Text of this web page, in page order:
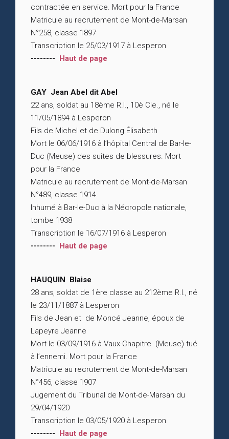
contractée en service. Mort pour la France
Matricule au recrutement de Mont-de-Marsan
N°258, classe 1897
Transcription le 25/03/1917 à Lesperon
-------- Haut de page
GAY Jean Abel dit Abel
22 ans, soldat au 18ème R.I., 10è Cie., né le
11/05/1894 à Lesperon
Fils de Michel et de Dulong Élisabeth
Mort le 06/06/1916 à l’hôpital Central de Bar-le-
Duc (Meuse) des suites de blessures. Mort
pour la France
Matricule au recrutement de Mont-de-Marsan
N°489, classe 1914
Inhumé à Bar-le-Duc à la Nécropole nationale,
tombe 1938
Transcription le 16/07/1916 à Lesperon
-------- Haut de page
HAUQUIN Blaise
28 ans, soldat de 1ère classe au 212ème R.I., né
le 23/11/1887 à Lesperon
Fils de Jean et de Moncé Jeanne, époux de
Lapeyre Jeanne
Mort le 03/09/1916 à Vaux-Chapitre (Meuse) tué
à l’ennemi. Mort pour la France
Matricule au recrutement de Mont-de-Marsan
N°456, classe 1907
Jugement du Tribunal de Mont-de-Marsan du
29/04/1920
Transcription le 03/05/1920 à Lesperon
-------- Haut de page